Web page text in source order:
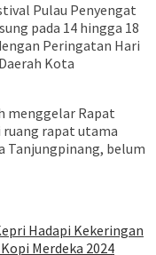
Pulau Penyengat
pada 14 hingga 18
Peringatan Hari
Kota
menggelar Rapat
ruang rapat utama
belum
Hadapi Kekeringan
Merdeka 2024